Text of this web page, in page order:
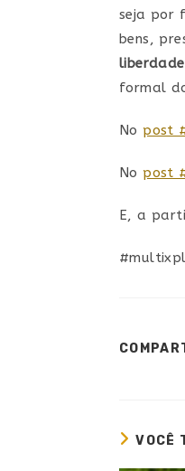
seja por
bens,
liberdade
formal
No post
No post
E, a
VOCÊ